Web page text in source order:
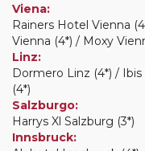
Viena:
Rainers Hotel Vienna
Vienna (4*) / Moxy
Linz:
Dormero Linz (4*) /
(4*)
Salzburgo:
Harrys Xl Salzburg (3*)
Innsbruck: